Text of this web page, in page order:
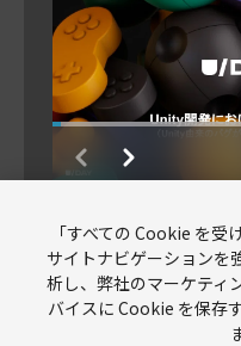
来のバグが発生した
U/Day Tokyo 2025
「すべての Cookie を受
サイトナビゲーションを
析し、弊社のマーケティ
バイスに Cookie を保存